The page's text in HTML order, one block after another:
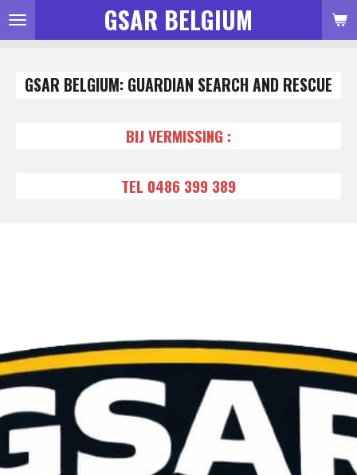
Ga
direct
GSAR BELGIUM
GSAR BELGIUM: GUARDIAN SEARCH AND RESCUE
BIJ VERMISSING :
TEL 0486 399 389